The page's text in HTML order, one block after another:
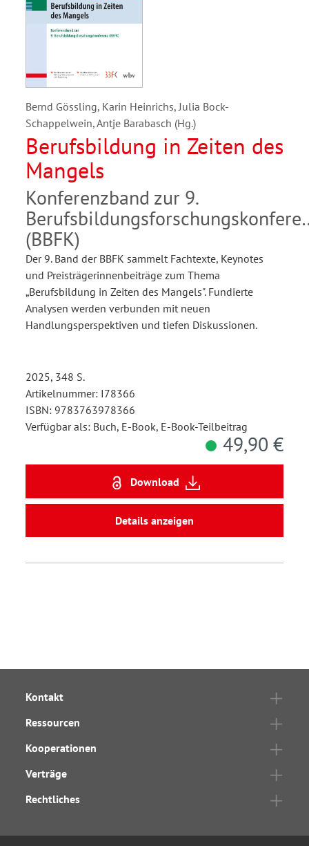
Bernd Gössling, Karin Heinrichs, Julia Bock-
Schappelwein, Antje Barabasch (Hg.)
Berufsbildung in Zeiten des
Mangels
Konferenzband zur 9.
(BBFK)
Der 9. Band der BBFK sammelt Fachtexte, Keynotes
und Preisträgerinnenbeiträge zum Thema
„Berufsbildung in Zeiten des Mangels". Fundierte
Analysen werden verbunden mit neuen
Handlungsperspektiven und tiefen Diskussionen.
2025, 348 S.
Artikelnummer: I78366
ISBN: 9783763978366
Verfügbar als: Buch, E-Book, E-Book-Teilbeitrag
49,90 €
Download
Details anzeigen
Kontakt
Ressourcen
Kooperationen
Verträge
Rechtliches